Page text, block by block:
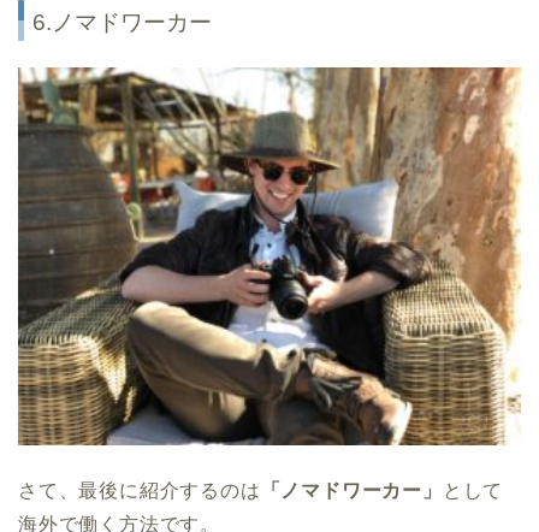
6.ノマドワーカー
さて、最後に紹介するのは 「ノマドワーカー」
として
海外で働く方法です。